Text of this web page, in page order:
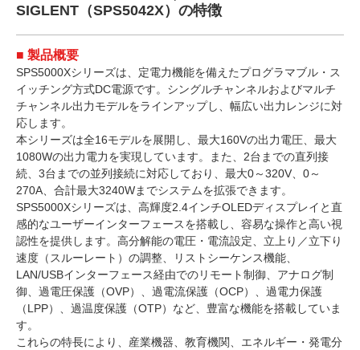
SIGLENT（SPS5042X）の特徴
■ 製品概要
SPS5000Xシリーズは、定電力機能を備えたプログラマブル・ス
イッチング方式DC電源です。シングルチャンネルおよびマルチ
チャンネル出力モデルをラインアップし、幅広い出力レンジに対
応します。
本シリーズは全16モデルを展開し、最大160Vの出力電圧、最大
1080Wの出力電力を実現しています。また、2台までの直列接
続、3台までの並列接続に対応しており、最大0～320V、0～
270A、合計最大3240Wまでシステムを拡張できます。
SPS5000Xシリーズは、高輝度2.4インチOLEDディスプレイと直
感的なユーザーインターフェースを搭載し、容易な操作と高い視
認性を提供します。高分解能の電圧・電流設定、立上り／立下り
速度（スルーレート）の調整、リストシーケンス機能、
LAN/USBインターフェース経由でのリモート制御、アナログ制
御、過電圧保護（OVP）、過電流保護（OCP）、過電力保護
（LPP）、過温度保護（OTP）など、豊富な機能を搭載していま
す。
これらの特長により、産業機器、教育機関、エネルギー・発電分